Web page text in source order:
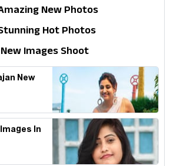
New Photos
Hot Photos
Images Shoot
New
In